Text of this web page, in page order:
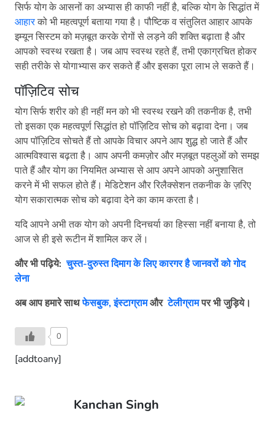
सिर्फ योग के आसनों का अभ्यास ही काफी नहीं है, बल्कि योग के सिद्धांत में
आहारको भी महत्वपूर्ण बताया गया है। पौष्टिक व संतुलित आहार आपके
इम्यून सिस्टम को मज़बूत करके रोगों से लड़ने की शक्ति बढ़ाता है और
आपको स्वस्थ रखता है। जब आप स्वस्थ रहते हैं, तभी एकाग्रचित होकर
सही तरीके से योगाभ्यास कर सकते हैं और इसका पूरा लाभ ले सकते हैं।
पॉज़िटिव सोच
योग सिर्फ शरीर को ही नहीं मन को भी स्वस्थ रखने की तकनीक है, तभी
तो इसका एक महत्वपूर्ण सिद्धांत हो पॉज़िटिव सोच को बढ़ावा देना। जब
आप पॉज़िटिव सोचते हैं तो आपके विचार अपने आप शुद्ध हो जाते हैं और
आत्मविश्वास बढ़ता है। आप अपनी कमज़ोर और मज़बूत पहलुओं को समझ
पाते हैं और योग का नियमित अभ्यास से आप अपने आपको अनुशासित
करने में भी सफल होते हैं। मेडिटेशन और रिलैक्सेशन तकनीक के ज़रिए
योग सकारात्मक सोच को बढ़ावा देने का काम करता है।
यदि आपने अभी तक योग को अपनी दिनचर्या का हिस्सा नहीं बनाया है, तो
आज से ही इसे रूटीन में शामिल कर लें।
और भी पढ़िये: चुस्त-दुरुस्त दिमाग के लिए कारगर है जानवरों को गोद
लेना
अब आप हमारे साथफेसबुक,इंस्टाग्रामऔरटेलीग्रामपर भी जुड़िये।
0
[addtoany]
Kanchan Singh